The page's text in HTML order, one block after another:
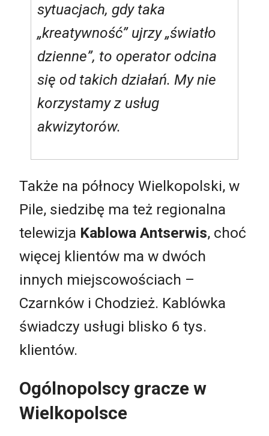
sytuacjach, gdy taka
„kreatywność” ujrzy „światło
dzienne”, to operator odcina
się od takich działań. My nie
korzystamy z usług
akwizytorów.
Także na północy Wielkopolski, w
Pile, siedzibę ma też regionalna
telewizja Kablowa Antserwis, choć
więcej klientów ma w dwóch
innych miejscowościach –
Czarnków i Chodzież. Kablówka
świadczy usługi blisko 6 tys.
klientów.
Ogólnopolscy gracze w
Wielkopolsce